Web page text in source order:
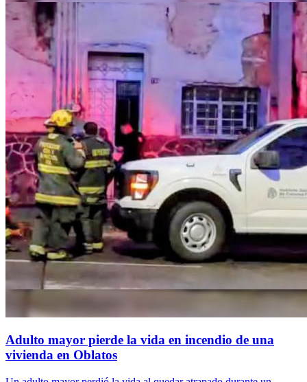
Adulto mayor pierde la vida en incendio de una
vivienda en Oblatos